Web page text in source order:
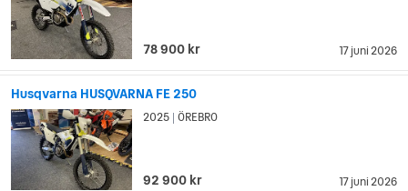
17 juni 2026
78 900 kr
Husqvarna HUSQVARNA FE 250
17 juni 2026
2025 ÖREBRO
92 900 kr